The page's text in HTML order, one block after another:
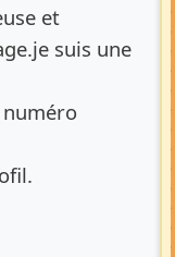
et
suis une